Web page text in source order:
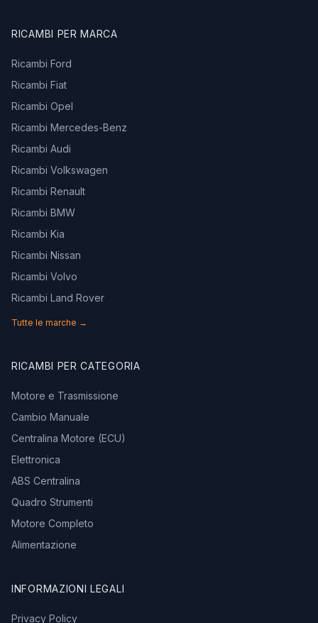
RICAMBI PER MARCA
Ricambi Ford
Ricambi Fiat
Ricambi Opel
Ricambi Mercedes-Benz
Ricambi Audi
Ricambi Volkswagen
Ricambi Renault
Ricambi BMW
Ricambi Kia
Ricambi Nissan
Ricambi Volvo
Ricambi Land Rover
Tutte le marche →
RICAMBI PER CATEGORIA
Motore e Trasmissione
Cambio Manuale
Centralina Motore (ECU)
Elettronica
ABS Centralina
Quadro Strumenti
Motore Completo
Alimentazione
INFORMAZIONI LEGALI
Privacy Policy